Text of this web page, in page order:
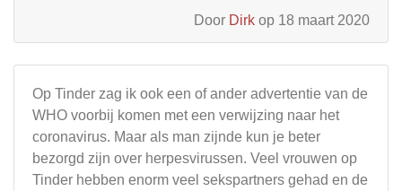
Door Dirk op 18 maart 2020
Op Tinder zag ik ook een of ander advertentie van de
WHO voorbij komen met een verwijzing naar het
coronavirus. Maar als man zijnde kun je beter
bezorgd zijn over herpesvirussen. Veel vrouwen op
Tinder hebben enorm veel sekspartners gehad en de